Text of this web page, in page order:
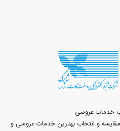
خدمات عروسی
و انتخاب بهترین خدمات عروسی و